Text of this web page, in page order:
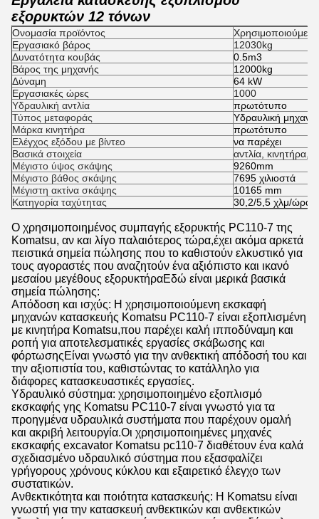
εξορυκτών 12 τόνων
Ονομασία προϊόντος
Εργασιακό βάρος
12030kg
Δυνατότητα κουβάς
0.5m3
Βάρος της μηχανής
12000kg
Δύναμη
64 kW
Εργασιακές ώρες
1000
Υδραυλική αντλία
πρωτότυπο
Τύπος μεταφοράς
Υδραυλική
Μάρκα κινητήρα
πρωτότυπο
Ελέγχος εξόδου με βίντεο
να παρέχει
Βασικά στοιχεία
αντλία, κινητήρα,
Μέγιστο ύψος σκάψης
9260mm
Μέγιστο βάθος σκάψης
7695 χιλιοστά
Μέγιστη ακτίνα σκάψης
10165 mm
Κατηγορία ταχύτητας
30,2/5,5 χλμ/ώρα
Ο χρησιμοποιημένος συμπαγής εξορυκτής PC110-7 της
Komatsu, αν και λίγο παλαιότερος τώρα,έχει ακόμα αρκετά
πειστικά σημεία πώλησης που το καθιστούν ελκυστικό για
τους αγοραστές που αναζητούν ένα αξιόπιστο και ικανό
μεσαίου μεγέθους εξορυκτήραΕδώ είναι μερικά βασικά
σημεία πώλησης:
Απόδοση και ισχύς: Η χρησιμοποιούμενη εκσκαφή
μηχανών κατασκευής Komatsu PC110-7 είναι εξοπλισμένη
με κινητήρα Komatsu,που παρέχει καλή ιπποδύναμη και
ροπή για αποτελεσματικές εργασίες σκάβωσης και
φόρτωσηςΕίναι γνωστό για την ανθεκτική απόδοσή του και
την αξιοπιστία του, καθιστώντας το κατάλληλο για
διάφορες κατασκευαστικές εργασίες.
Υδραυλικό σύστημα: χρησιμοποιημένο εξοπλισμό
εκσκαφής γης Komatsu PC110-7 είναι γνωστό για τα
προηγμένα υδραυλικά συστήματα που παρέχουν ομαλή
και ακριβή λειτουργία.Οι χρησιμοποιημένες μηχανές
εκσκαφής excavator Komatsu pc110-7 διαθέτουν ένα καλά
σχεδιασμένο υδραυλικό σύστημα που εξασφαλίζει
γρήγορους χρόνους κύκλου και εξαιρετικό έλεγχο των
συστατικών.
Ανθεκτικότητα και ποιότητα κατασκευής: Η Komatsu είναι
γνωστή για την κατασκευή ανθεκτικών και ανθεκτικών